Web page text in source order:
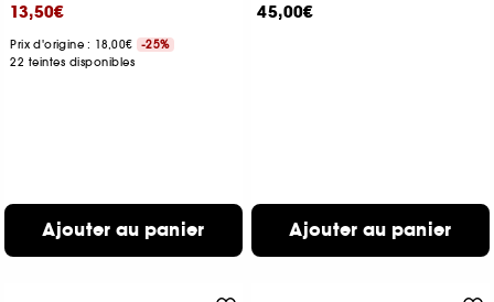
13,50€
Prix d'origine : 18,00€
-25%
22 teintes disponibles
Ajouter au panier
45,00€
Ajouter au panier